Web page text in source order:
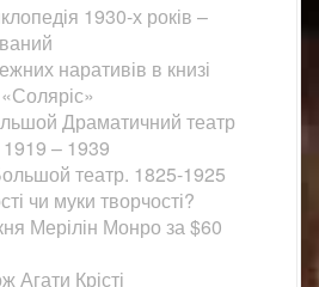
1930-х років –
наративів в книзі
Драматичний театр
1919 – 1939
театр. 1825-1925
чи муки творчості?
Мерілін Монро за $60
Агати Крісті